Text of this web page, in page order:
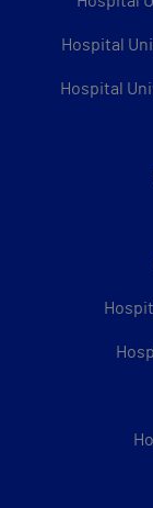
Hospital
Hospital